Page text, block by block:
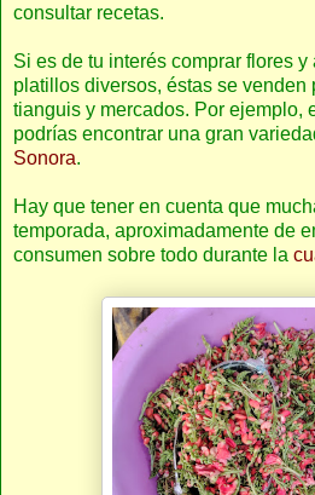
consultar recetas.
Si es de tu interés comprar flores
platillos diversos, éstas se venden
tianguis y mercados. Por ejemplo,
podrías encontrar una gran
Sonora.
Hay que tener en cuenta que
temporada, aproximadamente de
consumen sobre todo durante la